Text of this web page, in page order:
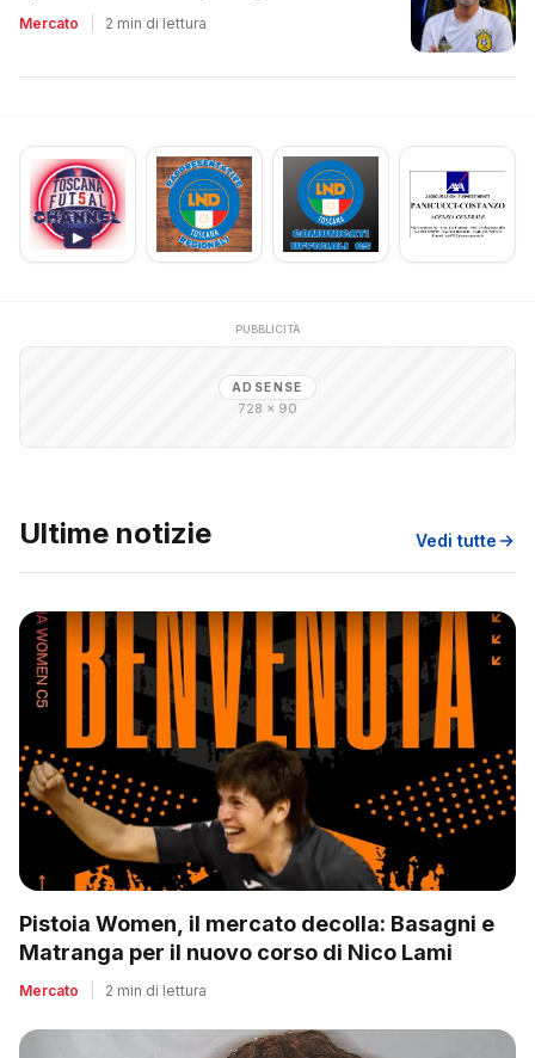
Mercato 2 min di lettura
PUBBLICITÀ
ADSENSE
728 × 90
Ultime notizie Vedi tutte
Pistoia Women, il mercato decolla: Basagni e
Matranga per il nuovo corso di Nico Lami
Mercato 2 min di lettura